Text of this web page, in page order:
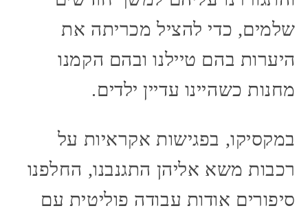
שלמים, כדי להציל מכריתה את
היערות בהם טיילנו ובהם הקמנו
מחנות כשהיינו עדיין ילדים.
במקסיקו, בפגישות אקראיות על
רכבות משא אליהן התגנבנו, החלפנו
סיפורים אודות עבודה פוליטית עם